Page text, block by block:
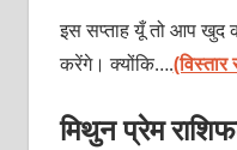
इस सप्ताह यूँ तो आप खुद
करेंगे। क्योंकि….
मिथुन प्रेम